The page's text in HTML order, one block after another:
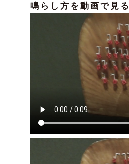
鳴らし方を動画で見る